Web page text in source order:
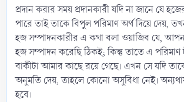
প্রদান করার সময় প্রদানকারী যদি না জানে যে
পারে তাই তাকে বিপুল পরিমাণ অর্থ দিয়ে দেয়,
হজ সম্পাদনকারীর এ কথা বলা ওয়াজিব যে,
হজ সম্পাদন করেছি ঠিকই; কিন্তু তাতে এ পরিমাণ
বাকীটা আমার কাছে রয়ে গেছে। এখন সে যদি
অনুমতি দেয়, তাহলে কোনো অসুবিধা নেই।
হবে।